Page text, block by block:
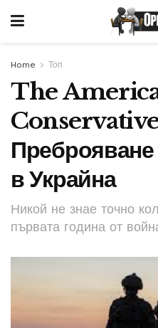
Home Топ
The
в Украйна
Никой не знае точно
първата година от